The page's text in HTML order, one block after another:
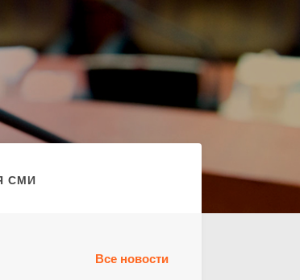
СМИ
Все новости